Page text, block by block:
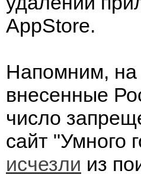
AppStore.
Напомним,
внесенные
число
сайт "Умного
исчезли из